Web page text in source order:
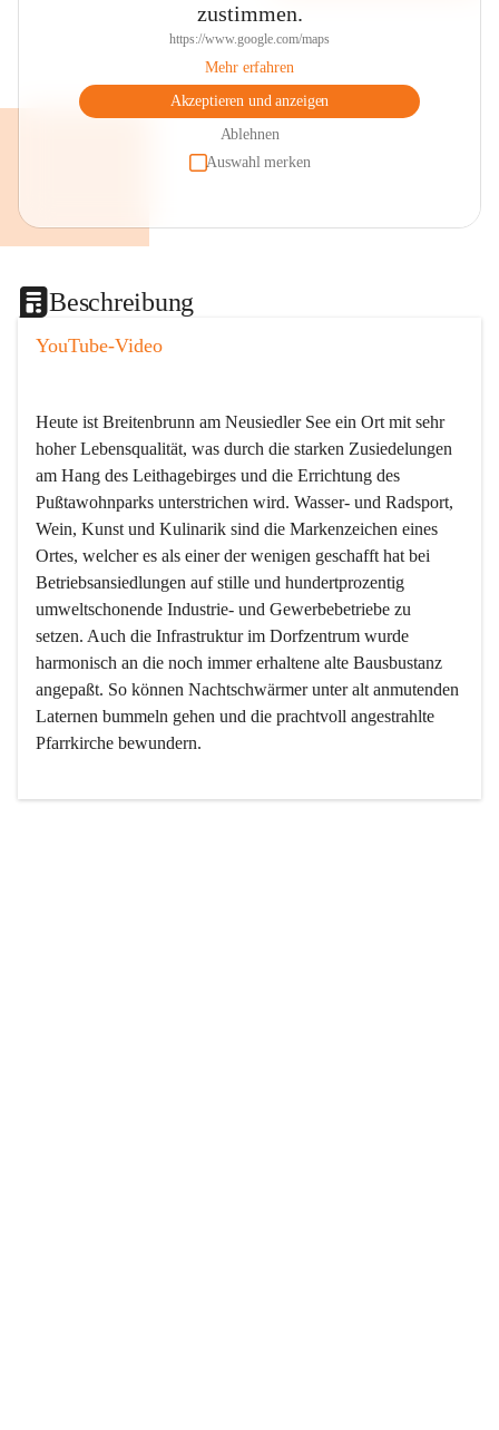
zustimmen.
https://www.google.com/maps
Mehr erfahren
Akzeptieren und anzeigen
Ablehnen
Auswahl merken
Beschreibung
YouTube-Video
Heute ist Breitenbrunn am Neusiedler See ein Ort mit sehr
hoher Lebensqualität, was durch die starken Zusiedelungen
am Hang des Leithagebirges und die Errichtung des
Pußtawohnparks unterstrichen wird. Wasser- und Radsport,
Wein, Kunst und Kulinarik sind die Markenzeichen eines
Ortes, welcher es als einer der wenigen geschafft hat bei
Betriebsansiedlungen auf stille und hundertprozentig
umweltschonende Industrie- und Gewerbebetriebe zu
setzen. Auch die Infrastruktur im Dorfzentrum wurde
harmonisch an die noch immer erhaltene alte Bausbustanz
angepaßt. So können Nachtschwärmer unter alt anmutenden
Laternen bummeln gehen und die prachtvoll angestrahlte
Pfarrkirche bewundern.
Der Weinbau dominert heute nicht mehr, ist aber integrativer